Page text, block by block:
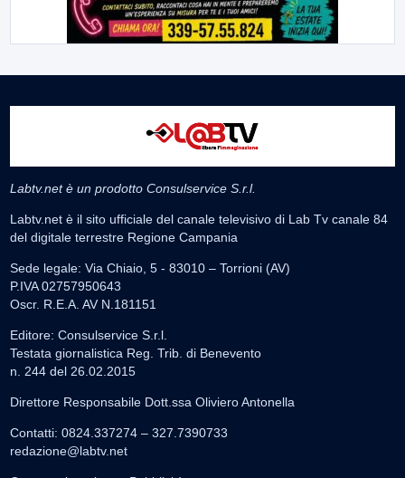
Labtv.net è un prodotto Consulservice S.r.l.
Labtv.net è il sito ufficiale del canale televisivo di Lab Tv canale 84
del digitale terrestre Regione Campania
Sede legale: Via Chiaio, 5 - 83010 – Torrioni (AV)
P.IVA 02757950643
Oscr. R.E.A. AV N.181151
Editore: Consulservice S.r.l.
Testata giornalistica Reg. Trib. di Benevento
n. 244 del 26.02.2015
Direttore Responsabile Dott.ssa Oliviero Antonella
Contatti: 0824.337274 – 327.7390733
redazione@labtv.net